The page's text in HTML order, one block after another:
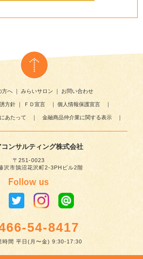
方へ｜ みらいサロン ｜ お問い合わせ
方針｜ ＦＤ宣言｜ 個人情報保護宣言｜
あたって ｜ 金融商品仲介業に関する表示｜
コンサルティング株式会社
〒251-0023
沢市鵠沼花沢町2-3PHビル2階
54-8417
時間 平日(月〜金) 9:30-17:30